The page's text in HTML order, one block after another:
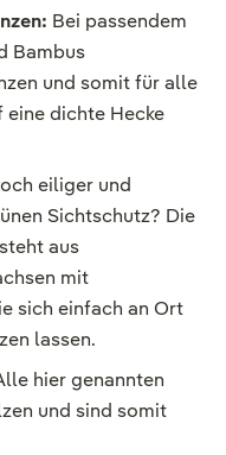
Bei passendem
Bambus
und somit für alle
dichte Hecke
eiliger und
Sichtschutz? Die
aus
mit
sich einfach an Ort
lassen.
hier genannten
und sind somit